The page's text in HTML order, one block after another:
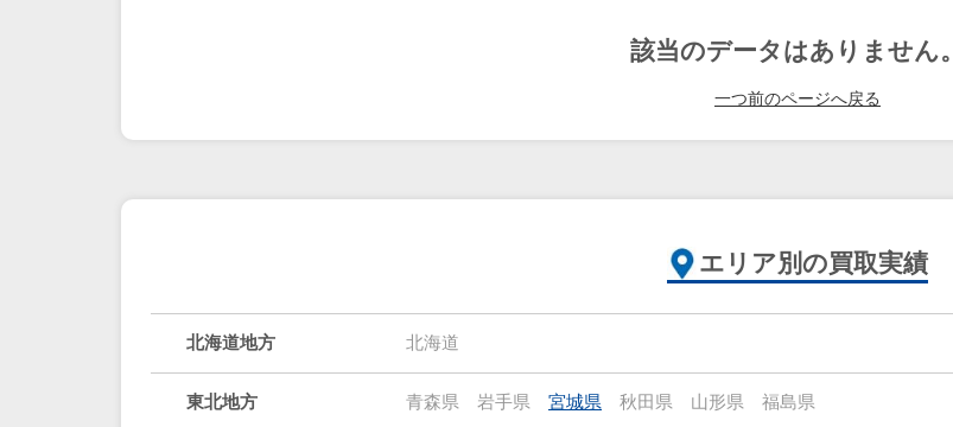
該当のデータはありません。
一つ前のページへ戻る
エリア別の買取実績
北海道地方 北海道
東北地方 青森県 岩手県 宮城県 秋田県 山形県 福島県